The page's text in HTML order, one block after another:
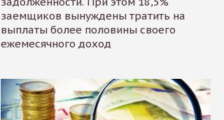
заемщиков вынуждены тратить на
выплаты более половины своего
ежемесячного доход